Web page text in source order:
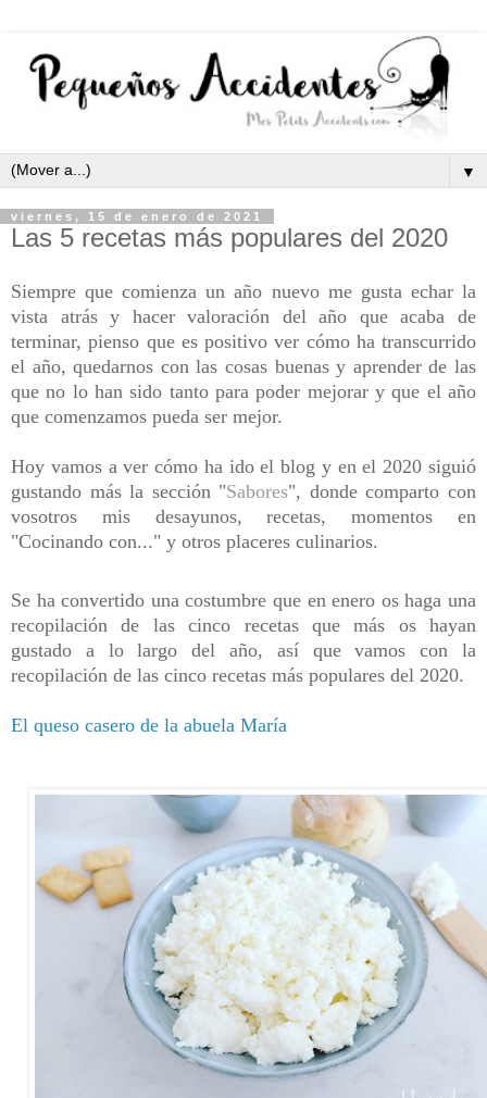
▼
viernes, 15 de enero de 2021
Las 5 recetas más populares del 2020
Siempre que comienza un año nuevo me gusta echar la
vista atrás y hacer valoración del año que acaba de
terminar, pienso que es positivo ver cómo ha transcurrido
el año, quedarnos con las cosas buenas y aprender de las
que no lo han sido tanto para poder mejorar y que el año
que comenzamos pueda ser mejor.
Hoy vamos a ver cómo ha ido el blog y en el 2020 siguió
gustando más la sección "Sabores", donde comparto con
vosotros mis desayunos, recetas, momentos en
"Cocinando con..." y otros placeres culinarios.
Se ha convertido una costumbre que en enero os haga una
recopilación de las cinco recetas que más os hayan
gustado a lo largo del año, así que vamos con la
recopilación de las cinco recetas más populares del 2020.
El queso casero de la abuela María